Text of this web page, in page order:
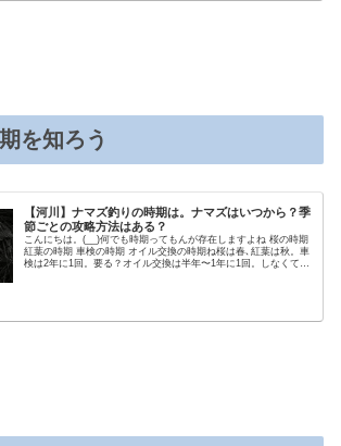
を知ろう
【河川】ナマズ釣りの時期は。ナマズはいつから？季
節ごとの攻略方法はある？
こんにちは。(__)何でも時期ってもんが存在しますよね 桜の時期
紅葉の時期 車検の時期 オイル交換の時期ね桜は春､紅葉は秋。車
検は2年に1回。要る？オイル交換は半年〜1年に1回。しなくても